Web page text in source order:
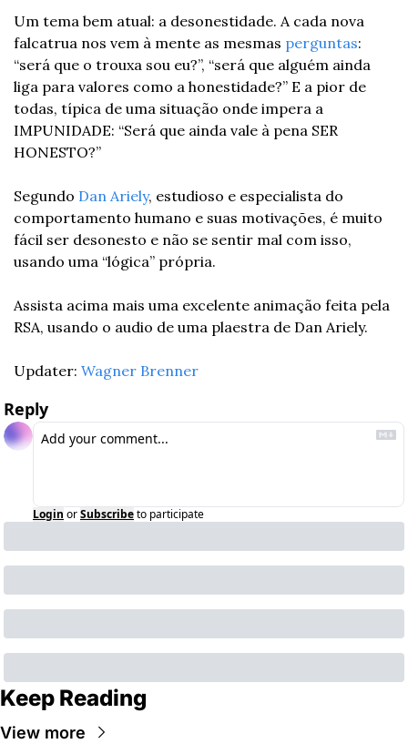
Um tema bem atual: a desonestidade. A cada nova
falcatrua nos vem à mente as mesmas perguntas:
“será que o trouxa sou eu?”, “será que alguém ainda
liga para valores como a honestidade?” E a pior de
todas, típica de uma situação onde impera a
IMPUNIDADE: “Será que ainda vale à pena SER
HONESTO?”
Segundo Dan Ariely, estudioso e especialista do
comportamento humano e suas motivações, é muito
fácil ser desonesto e não se sentir mal com isso,
usando uma “lógica” própria.
Assista acima mais uma excelente animação feita pela
RSA, usando o audio de uma plaestra de Dan Ariely.
Updater: Wagner Brenner
Reply
Login orSubscribeto participate
Keep Reading
View more